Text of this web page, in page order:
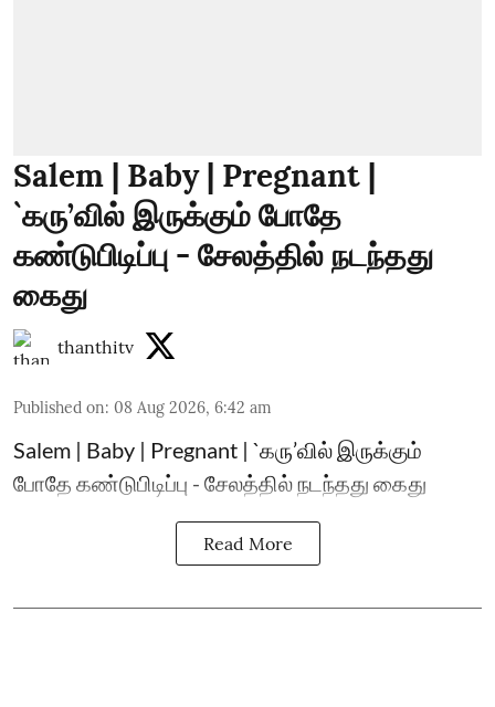
Salem | Baby | Pregnant |
`கரு’வில் இருக்கும் போதே
கண்டுபிடிப்பு - சேலத்தில் நடந்தது
கைது
thanthitv
Published on: 08 Aug 2026, 6:42 am
Salem | Baby | Pregnant | `கரு’வில் இருக்கும்
போதே கண்டுபிடிப்பு - சேலத்தில் நடந்தது கைது
Read More